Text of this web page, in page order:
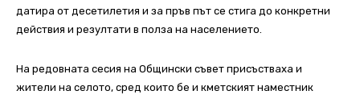
датира от десетилетия и за пръв път се стига до конкретни
действия и резултати в полза на населението.
На редовната сесия на Общински съвет присъстваха и
жители на селото, сред които бе и кметският наместник